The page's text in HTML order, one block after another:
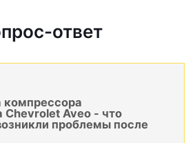
ответ
Chevrolet Aveo - что
проблемы после